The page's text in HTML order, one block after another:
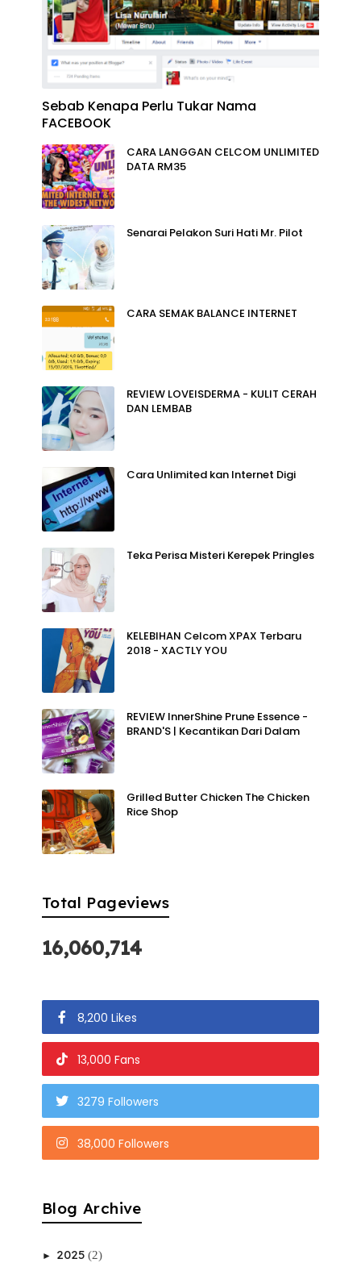
Sebab Kenapa Perlu Tukar Nama
FACEBOOK
CARA LANGGAN CELCOM UNLIMITED
DATA RM35
Senarai Pelakon Suri Hati Mr. Pilot
CARA SEMAK BALANCE INTERNET
REVIEW LOVEISDERMA - KULIT CERAH
DAN LEMBAB
Cara Unlimited kan Internet Digi
Teka Perisa Misteri Kerepek Pringles
KELEBIHAN Celcom XPAX Terbaru
2018 - XACTLY YOU
REVIEW InnerShine Prune Essence -
BRAND'S | Kecantikan Dari Dalam
Grilled Butter Chicken The Chicken
Rice Shop
Total Pageviews
16,060,714
8,200 Likes
13,000 Fans
3279 Followers
38,000 Followers
Blog Archive
► 2025 (2)